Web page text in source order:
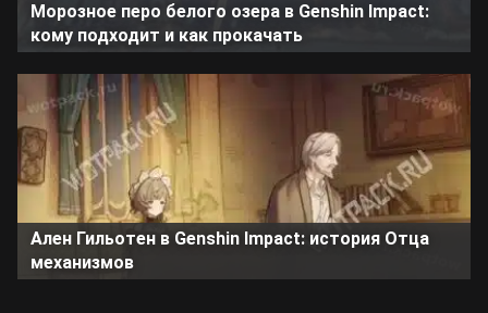
Морозное перо белого озера в Genshin Impact:
кому подходит и как прокачать
Ален Гильотен в Genshin Impact: история Отца
механизмов